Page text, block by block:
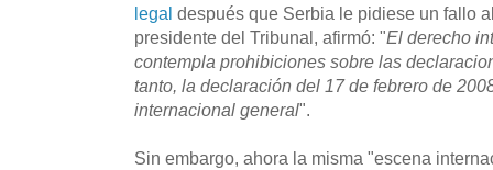
legal después que Serbia le pidiese un fallo
presidente del Tribunal, afirmó: "El derecho
contempla prohibiciones sobre las
tanto, la declaración del 17 de febrero de
internacional general".
Sin embargo, ahora la misma "escena